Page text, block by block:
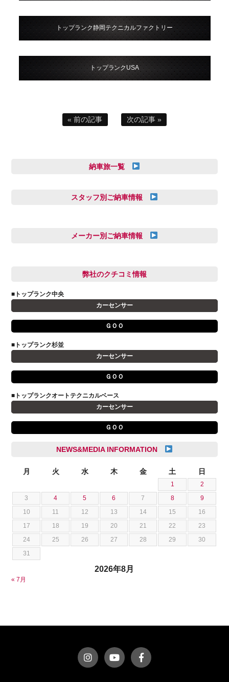
トップランク静岡テクニカルファクトリー
トップランクUSA
« 前の記事 次の記事 »
納車旅一覧
スタッフ別ご納車情報
多田 健人
小澤 孝久
小野 利公
山本 大輔
岩井 裕一
石川 成一郎
荒居 力哉
荻野 雅史
菊池 大誠
藤本 京弥
西川 諒
メーカー別ご納車情報
FIAT
JAGUAR
アストンマーティン
アルファロメオ
キャデラック
クライスラー
クライスラージープ
スズキ
ダッジ
テスラ
トヨタ
ニッサン
フェラーリ
フォルクスワーゲン
ポルシェ
弊社のクチコミ情報
■トップランク中央
カーセンサー
ＧＯＯ
■トップランク杉並
カーセンサー
ＧＯＯ
■トップランクオートテクニカルベース
カーセンサー
ＧＯＯ
NEWS&MEDIA INFORMATION
2026年8月
月 火 水 木 金 土 日
1
2
3
4 5 6 7 8
9
10
11 12 13 14 15
16
17
18 19 20 21 22
23
24
25 26 27 28 29
30
31
« 7月